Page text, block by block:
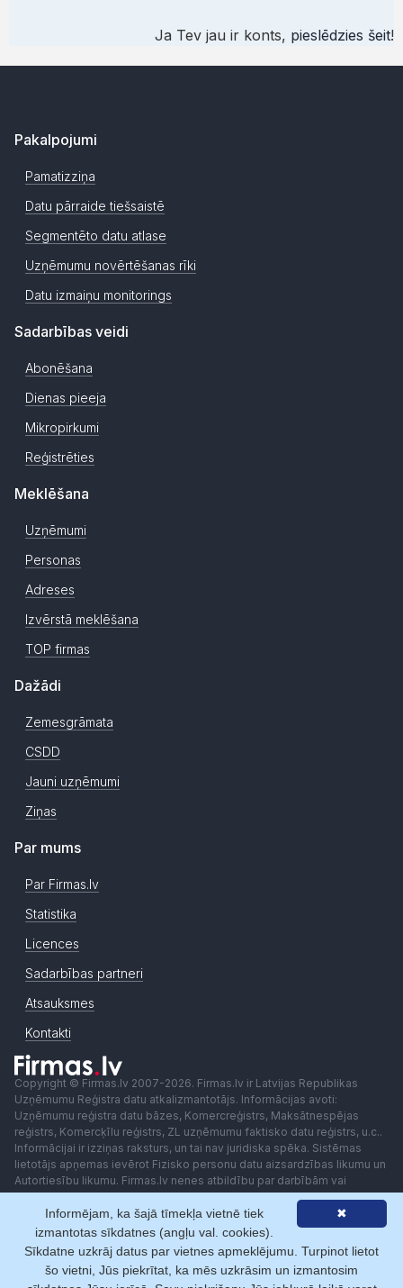
Ja Tev jau ir konts, pieslēdzies šeit!
Pakalpojumi
Pamatizziņa
Datu pārraide tiešsaistē
Segmentēto datu atlase
Uzņēmumu novērtēšanas rīki
Datu izmaiņu monitorings
Sadarbības veidi
Abonēšana
Dienas pieeja
Mikropirkumi
Reģistrēties
Meklēšana
Uzņēmumi
Personas
Adreses
Izvērstā meklēšana
TOP firmas
Dažādi
Zemesgrāmata
CSDD
Jauni uzņēmumi
Ziņas
Par mums
Par Firmas.lv
Statistika
Licences
Sadarbības partneri
Atsauksmes
Kontakti
Copyright © Firmas.lv 2007-2026. Firmas.lv ir Latvijas Republikas
Uzņēmumu Reģistra datu atkalizmantotājs. Informācijas avoti:
Uzņēmumu reģistra datu bāzes, Komercreģistrs, Maksātnespējas
reģistrs, Komercķīlu reģistrs, ZL uzņēmumu faktisko datu reģistrs, u.c..
Informācijai ir izziņas raksturs, un tai nav juridiska spēka. Sistēmas
lietotājs apņemas ievērot Fizisko personu datu aizsardzības likumu un
Autortiesību likumu. Firmas.lv nenes atbildību par darbībām vai
lēmumiem, kas balstīti uz saņemto pakalpojumu. Lietotājam aizliegts
izmantot jebkādas automatizētas sistēmas vai iekārtas (robotus)
piekļuvei sistēmai bez rakstiskas saskaņošanas ar Firmas.lv. Galvenā
redaktore: Ingūna Pempere.
Lietošanas noteikumi
Privātuma politika Norēķini ar
✖
Informējam, ka šajā tīmekļa vietnē tiek
izmantotas sīkdatnes (angļu val. cookies).
Sīkdatne uzkrāj datus par vietnes apmeklējumu. Turpinot lietot
šo vietni, Jūs piekrītat, ka mēs uzkrāsim un izmantosim